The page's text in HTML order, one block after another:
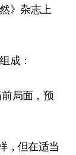
》杂志上
成：
局面，预
，但在适当